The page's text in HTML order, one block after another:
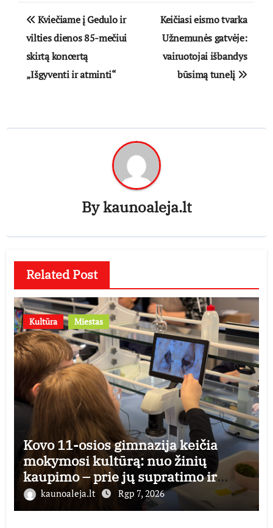
Navigacija
tarp
įrašų
Kviečiame į Gedulo ir
vilties dienos 85-mečiui
skirtą koncertą
„Išgyventi ir atminti“
Keičiasi eismo tvarka
Užnemunės gatvėje:
vairuotojai išbandys
būsimą tunelį
Bykaunoaleja.lt
Related Post
Kultūra Miestas
Kovo 11-osios gimnazija keičia
mokymosi kultūrą: nuo žinių
kaupimo – prie jų supratimo ir
taikymo
kaunoaleja.lt Rgp 7, 2026